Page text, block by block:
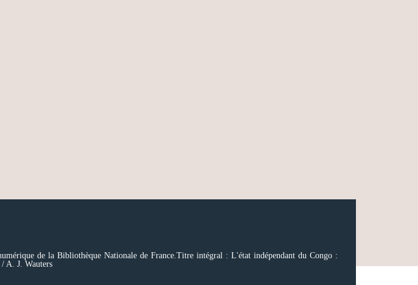
de la Bibliothèque Nationale de France.Titre intégral : L'état indépendant du Congo :
A. J. Wauters